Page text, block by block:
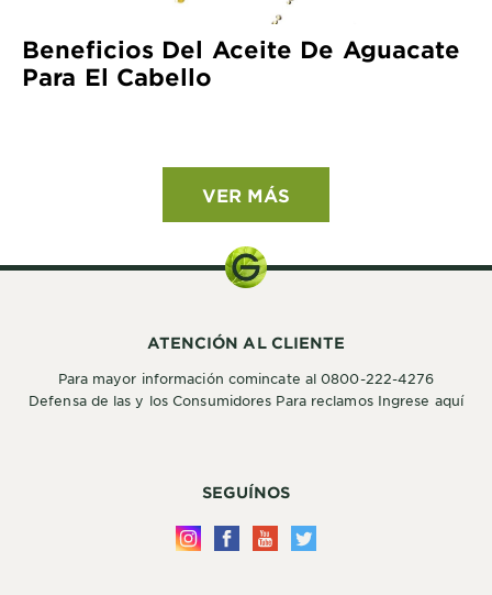
Beneficios Del Aceite De Aguacate
Para El Cabello
VER MÁS
SEGUÍNOS
ATENCIÓN AL CLIENTE
Para mayor información comincate al 0800-222-4276
Defensa de las y los Consumidores Para reclamos Ingrese aquí